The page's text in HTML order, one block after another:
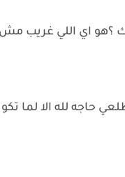
؟هو اي اللي غريب مش
حاجه لله الا لما